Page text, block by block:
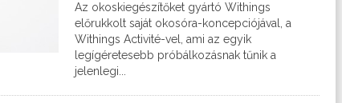
Az okoskiegészítőket gyártó Withings
előrukkolt saját okosóra-koncepciójával, a
Withings Activité-vel, ami az egyik
legígéretesebb próbálkozásnak tűnik a
jelenlegi...